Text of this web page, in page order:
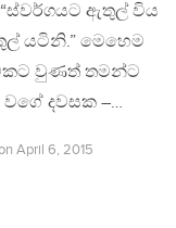
“ස්වර්ගයට ඇතුල් විය
යටිනි.” මෙහෙම
වුණත් තමන්ට
දවසක –…
April 6, 2015